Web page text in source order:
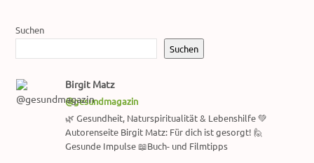
Suchen
Suchen
Birgit Matz
@gesundmagazin
🌿 Gesundheit, Naturspiritualität & Lebenshilfe 💚
Autorenseite Birgit Matz: Für dich ist gesorgt! 🙋
Gesunde Impulse 📖Buch- und Filmtipps